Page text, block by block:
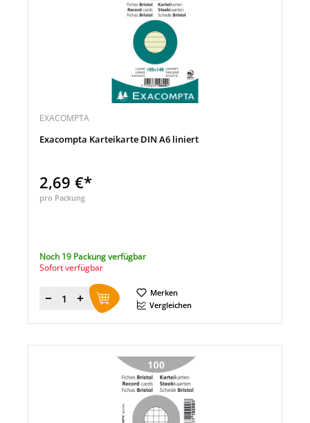
EXACOMPTA
Exacompta Karteikarte DIN A6 liniert
2,69 €*
pro Packung
Noch 19 Packung verfügbar
Sofort verfügbar
Menge
Merken
Vergleichen